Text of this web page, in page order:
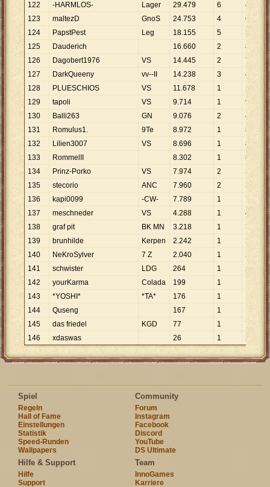
122
-HARMLOS- Lager 29.479 6 4. 913
123
maltezD GnoS 24.753 4 6
188
124
PapstPest Leg 18.155 5 3
125
Dauderich 16.660 2 8
330
126
Dagobert1976 VS 14.445 2 7 .
127
DarkQueeny vv--II 14.238 3 4
128
PLUESCHIOS VS 11.678 1 11
129
tapoli VS 9.714 1 9
130
Balli263 GN 9.076 2 4 .
131
Romulus1. 9Te 8.972 1 8
132
Lilien3007 VS 8.696 1 8.
133
RommelII 8.302 1 8
302
134
Prinz-Porko VS 7.974 2 3
135
stecorio ANC 7.960 2 3. 980
136
kapi0099 -CW- 7.789 1 7
789
137
meschneder VS 4.288 1 4
138
graf pit BK MN 3.218 1 3
218
139
brunhilde Kerpen 2.242 1 2 .
140
NeKroSylver 7 Z 2.040 1 2
040
141
schwister LDG 264 1
264
142
yourKarma Colada 199 1
143
*YOSHI* *TA* 176 1
144
Quseng 167 1
167
145
das friedel KGD 77 1
77
146
xdaswas 26 1 26
Spiel
Regeln
Hall of Fame
Einstellungen
Statistik
Speed-Runden
Wallpapers
Community
Forum
Instagram
Facebook
Discord
YouTube
DS Ultimate
Hilfe & Support
Hilfe
Support
Team
InnoGames
Karriere